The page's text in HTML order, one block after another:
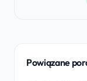
Powiązane